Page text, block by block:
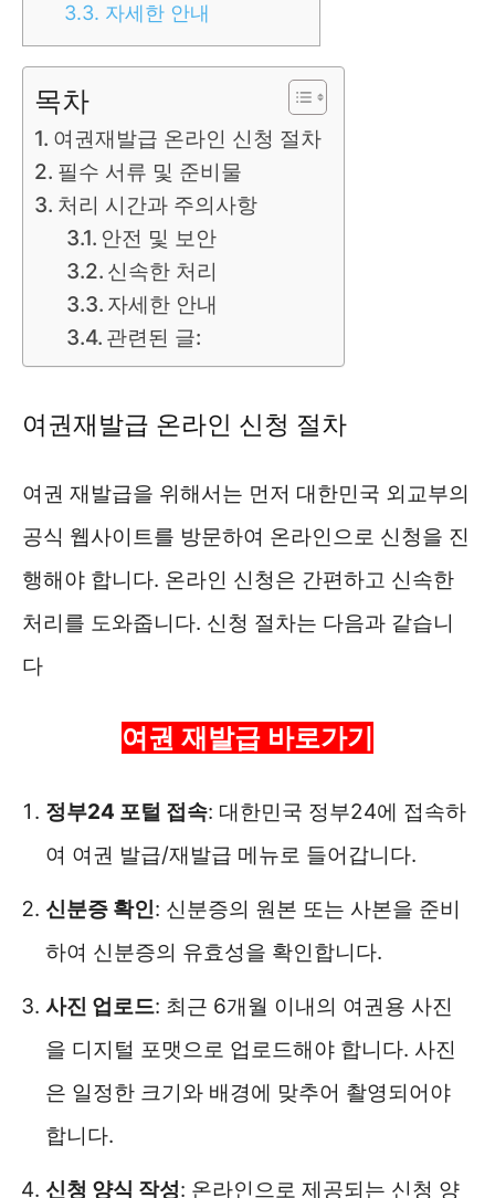
3.3. 자세한 안내
목차
여권재발급 온라인 신청 절차
필수 서류 및 준비물
처리 시간과 주의사항
안전 및 보안
신속한 처리
자세한 안내
관련된 글:
여권재발급 온라인 신청 절차
여권 재발급을 위해서는 먼저 대한민국 외교부의
공식 웹사이트를 방문하여 온라인으로 신청을 진
행해야 합니다. 온라인 신청은 간편하고 신속한
처리를 도와줍니다. 신청 절차는 다음과 같습니
다
여권 재발급 바로가기
정부24 포털 접속: 대한민국 정부24에 접속하
여 여권 발급/재발급 메뉴로 들어갑니다.
신분증 확인: 신분증의 원본 또는 사본을 준비
하여 신분증의 유효성을 확인합니다.
사진 업로드: 최근 6개월 이내의 여권용 사진
을 디지털 포맷으로 업로드해야 합니다. 사진
은 일정한 크기와 배경에 맞추어 촬영되어야
합니다.
신청 양식 작성: 온라인으로 제공되는 신청 양